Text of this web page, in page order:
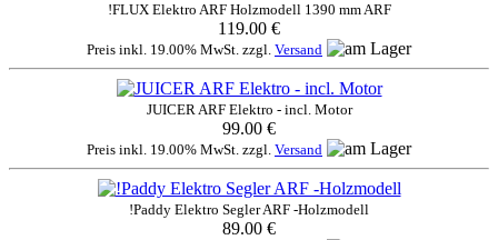
!FLUX Elektro ARF Holzmodell 1390 mm ARF
119.00 €
Preis inkl. 19.00% MwSt. zzgl. Versand
JUICER ARF Elektro - incl. Motor
99.00 €
Preis inkl. 19.00% MwSt. zzgl. Versand
!Paddy Elektro Segler ARF -Holzmodell
89.00 €